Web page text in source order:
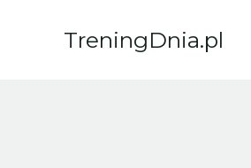
TreningDnia.pl